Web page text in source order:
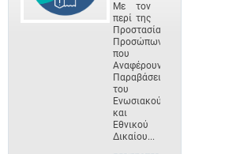
Με τον
περί της
Προστασίας
Προσώπων
που
Αναφέρουν
Παραβάσεις
του
Ενωσιακού
και
Εθνικού
Δικαίου...